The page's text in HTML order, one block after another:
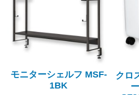
モニターシェルフ MSF-
1BK
クロ